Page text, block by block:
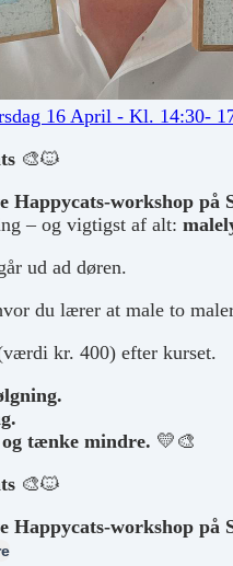
16 April - Kl. 14:30-
🎨🐱
Happycats-workshop på
– og vigtigst af alt:
ud ad døren.
du lærer at male to
kr. 400) efter kurset.
tænke mindre. 💛🎨
🎨🐱
Happycats-workshop på